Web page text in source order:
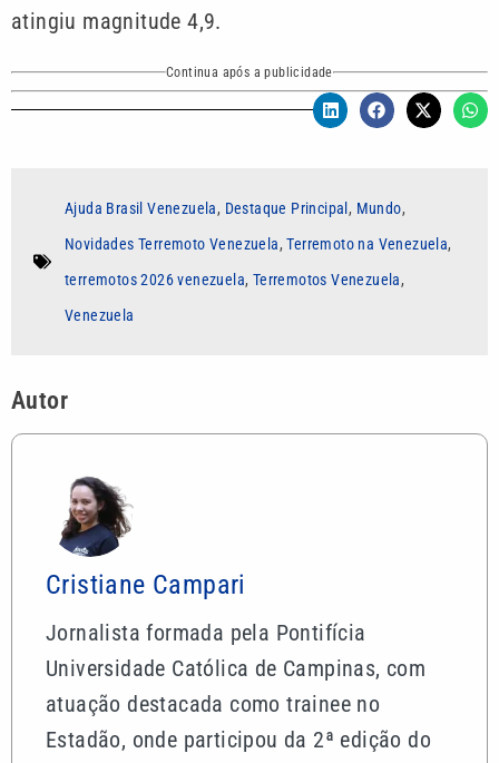
atingiu magnitude 4,9.
Continua após a publicidade
Ajuda Brasil Venezuela, Destaque Principal , Mundo,
Novidades Terremoto Venezuela,Terremoto na Venezuela,
terremotos 2026 venezuela, Terremotos Venezuela,
Venezuela
Autor
Cristiane Campari
Jornalista formada pela Pontifícia
Universidade Católica de Campinas, com
atuação destacada como trainee no
Estadão, onde participou da 2ª edição do